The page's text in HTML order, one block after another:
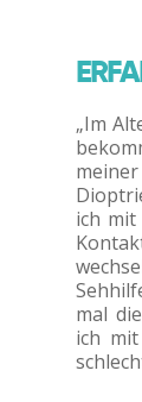
„Im
ich mit
mal
ich